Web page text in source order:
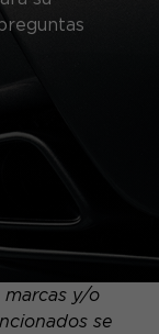
marcas y/o
se